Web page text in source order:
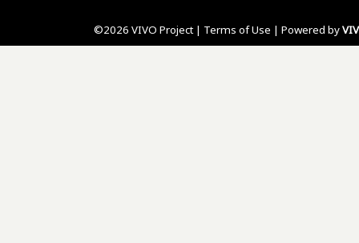
©2026 VIVO Project | Terms of Use | Powered by